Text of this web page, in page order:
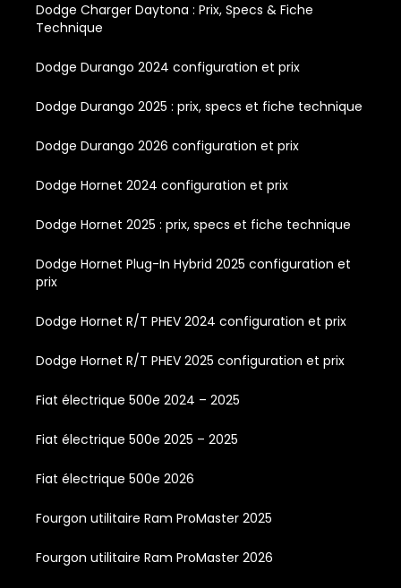
Dodge Charger Daytona : Prix, Specs & Fiche
Technique
Dodge Durango 2024 configuration et prix
Dodge Durango 2025 : prix, specs et fiche technique
Dodge Durango 2026 configuration et prix
Dodge Hornet 2024 configuration et prix
Dodge Hornet 2025 : prix, specs et fiche technique
Dodge Hornet Plug-In Hybrid 2025 configuration et
prix
Dodge Hornet R/T PHEV 2024 configuration et prix
Dodge Hornet R/T PHEV 2025 configuration et prix
Fiat électrique 500e 2024 – 2025
Fiat électrique 500e 2025 – 2025
Fiat électrique 500e 2026
Fourgon utilitaire Ram ProMaster 2025
Fourgon utilitaire Ram ProMaster 2026